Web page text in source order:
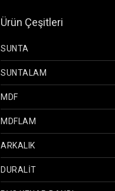
Ürün Çeşitleri
SUNTA
SUNTALAM
MDF
MDFLAM
ARKALIK
DURALİT